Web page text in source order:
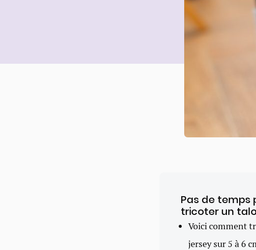
Pas de temps
tricoter un
Voici comment
jersey sur 5 à 6